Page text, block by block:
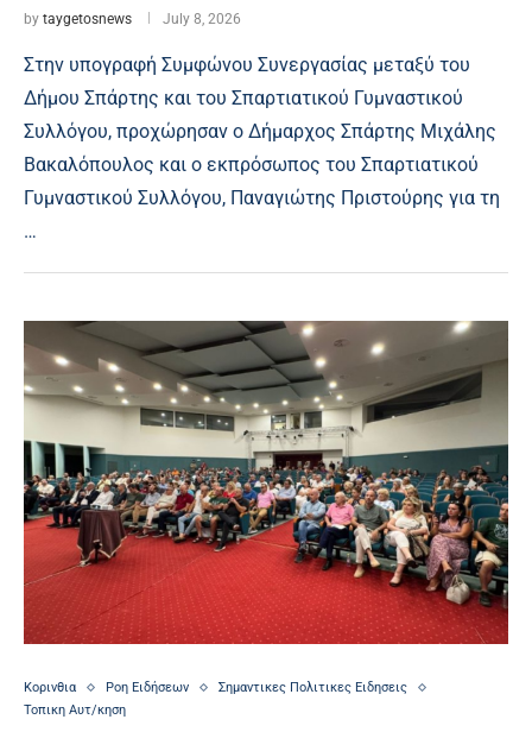
by taygetosnews July 8, 2026
Στην υπογραφή Συμφώνου Συνεργασίας μεταξύ του
Δήμου Σπάρτης και του Σπαρτιατικού Γυμναστικού
Συλλόγου, προχώρησαν ο Δήμαρχος Σπάρτης Μιχάλης
Βακαλόπουλος και ο εκπρόσωπος του Σπαρτιατικού
Γυμναστικού Συλλόγου, Παναγιώτης Πριστούρης για τη
…
Κορινθια Ροη Ειδήσεων
Σημαντικες Πολιτικες Ειδησεις
Τοπικη Αυτ/κηση